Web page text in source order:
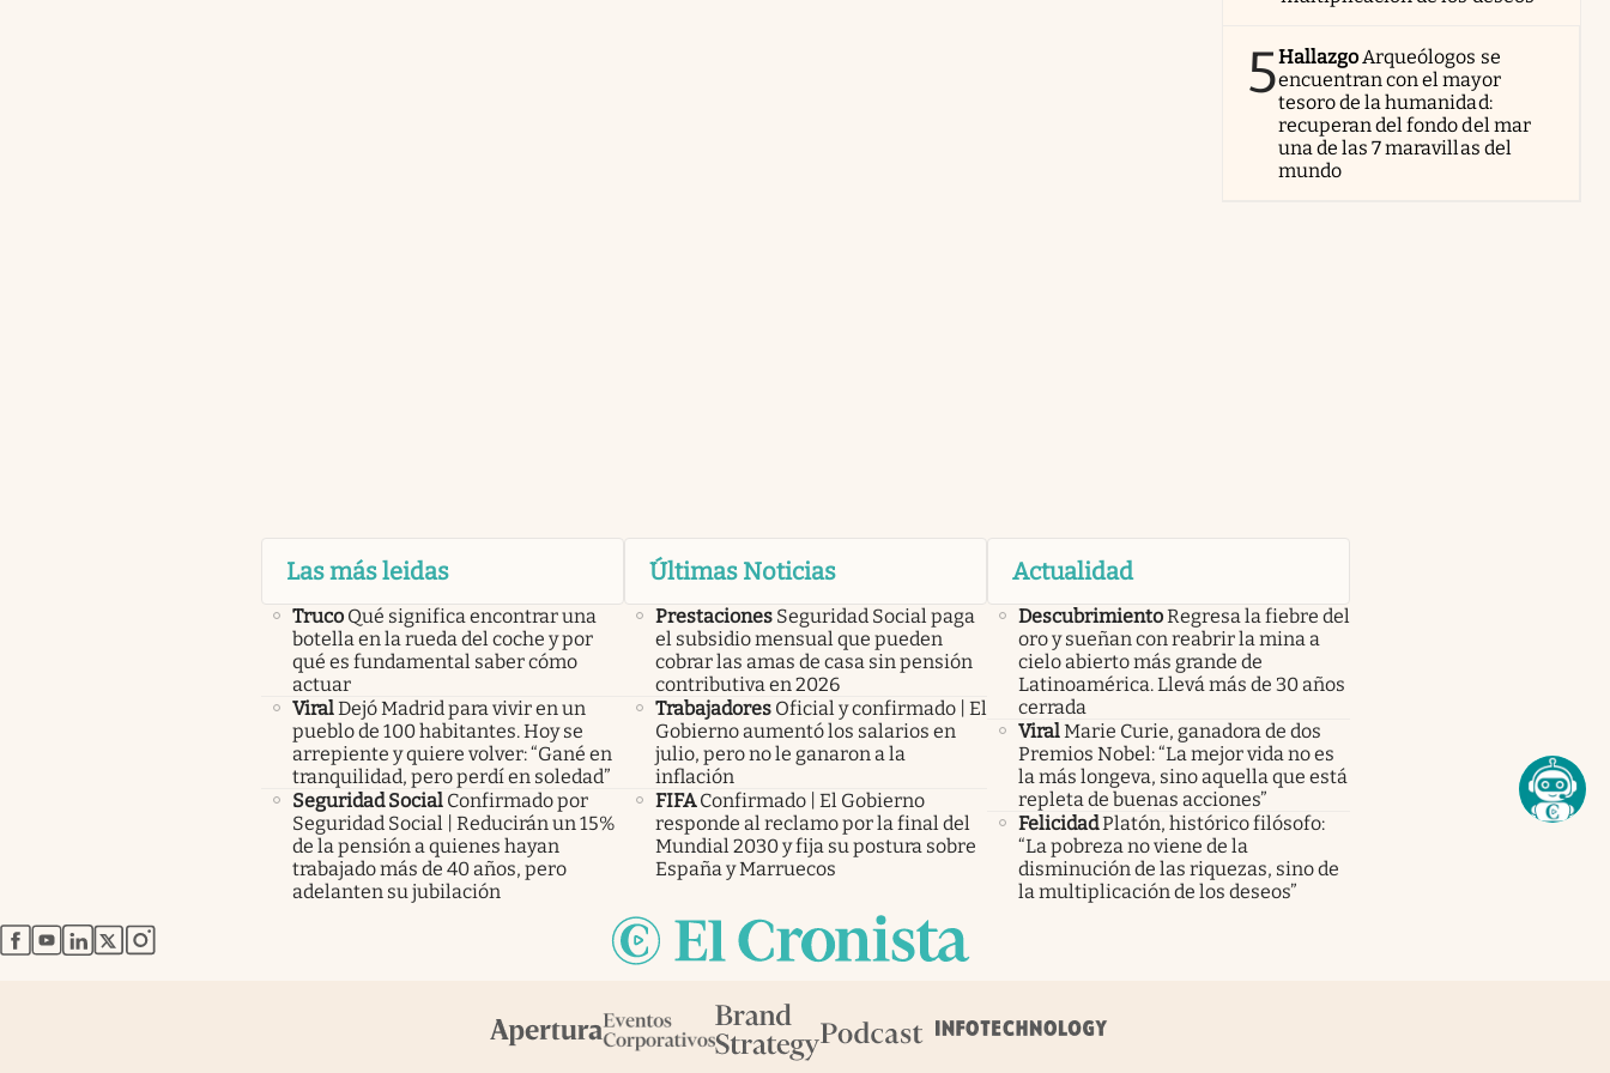
5Hallazgo Arqueólogos se
encuentran con el mayor
tesoro de la humanidad:
recuperan del fondo del mar
una de las 7 maravillas del
mundo
Las más leidas
Truco Qué significa encontrar una
botella en la rueda del coche y por
qué es fundamental saber cómo
actuar
ViralDejó Madrid para vivir en un
pueblo de 100 habitantes. Hoy se
arrepiente y quiere volver: “Gané en
tranquilidad, pero perdí en soledad”
Seguridad Social Confirmado por
Seguridad Social | Reducirán un 15%
de la pensión a quienes hayan
trabajado más de 40 años, pero
adelanten su jubilación
Últimas Noticias
Prestaciones Seguridad Social paga
el subsidio mensual que pueden
cobrar las amas de casa sin pensión
contributiva en 2026
Trabajadores Oficial y confirmado | El
Gobierno aumentó los salarios en
julio, pero no le ganaron a la
inflación
FIFA Confirmado | El Gobierno
responde al reclamo por la final del
Mundial 2030 y fija su postura sobre
España y Marruecos
Actualidad
DescubrimientoRegresa la fiebre del
oro y sueñan con reabrir la mina a
cielo abierto más grande de
Latinoamérica. Llevá más de 30 años
cerrada
ViralMarie Curie, ganadora de dos
Premios Nobel: “La mejor vida no es
la más longeva, sino aquella que está
repleta de buenas acciones”
FelicidadPlatón, histórico filósofo:
“La pobreza no viene de la
disminución de las riquezas, sino de
la multiplicación de los deseos”
abre en nueva pestaña
abre en nueva pestaña
abre en nueva pestaña
abre en nueva pestaña
abre en nueva pestaña